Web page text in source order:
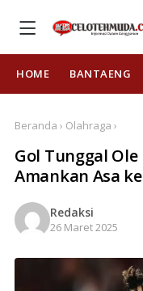
HOME BANTAENG
Beranda › Olahraga ›
Gol Tunggal
Amankan Asa
Redaksi
26 Maret 2025